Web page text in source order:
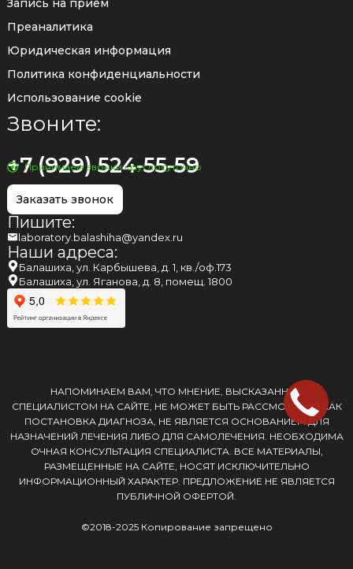
Запись на приём
Преаналитика
Юридическая информация
Политика конфиденциальности
Использование cookie
Звоните:
+7 (929) 524-55-59
Принимаем звонки круглосуточно
Заказать звонок
Пишите:
laboratory.balashiha@yandex.ru
Наши адреса:
Балашиха, ул. Карбышева, д. 1, кв./оф.173
Балашиха, ул. Яганова, д. 8, помещ. 1800
НАПОМИНАЕМ ВАМ, ЧТО МНЕНИЕ, ВЫСКАЗАННОЕ
СПЕЦИАЛИСТОМ НА САЙТЕ, НЕ МОЖЕТ БЫТЬ РАССМОТРЕНО КАК
ПОСТАНОВКА ДИАГНОЗА, НЕ ЯВЛЯЕТСЯ ОСНОВАНИЕМ ДЛЯ
НАЗНАЧЕНИЙ ЛЕЧЕНИЯ ЛИБО ДЛЯ САМОЛЕЧЕНИЯ. НЕОБХОДИМА
ОЧНАЯ КОНСУЛЬТАЦИЯ СПЕЦИАЛИСТА. ВСЕ МАТЕРИАЛЫ,
РАЗМЕЩЕННЫЕ НА САЙТЕ, НОСЯТ ИСКЛЮЧИТЕЛЬНО
ИНФОРМАЦИОННЫЙ ХАРАКТЕР. ПРЕДЛОЖЕНИЕ НЕ ЯВЛЯЕТСЯ
ПУБЛИЧНОЙ ОФЕРТОЙ.
©2018-2025 Копирование запрещено